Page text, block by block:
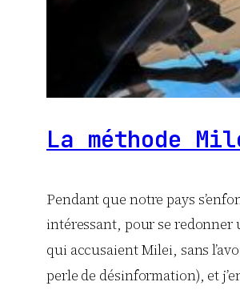
La méthode
Pendant que notre pays
intéressant, pour se redonner
qui accusaient Milei, sans
perle de désinformation), et